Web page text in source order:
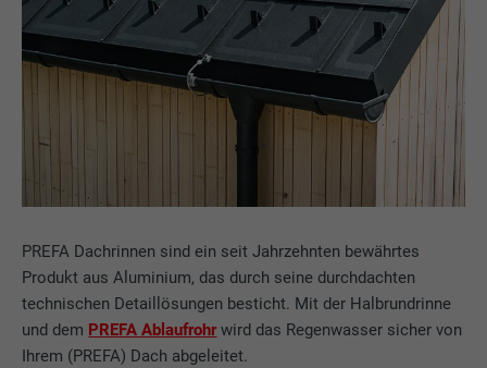
PREFA Dachrinnen sind ein seit Jahrzehnten bewährtes
Produkt aus Aluminium, das durch seine durchdachten
technischen Detaillösungen besticht. Mit der Halbrundrinne
und dem PREFA Ablaufrohrwird das Regenwasser sicher von
Ihrem (PREFA) Dach abgeleitet.